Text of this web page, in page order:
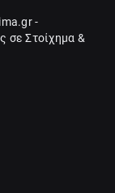
-
σε Στοίχημα &